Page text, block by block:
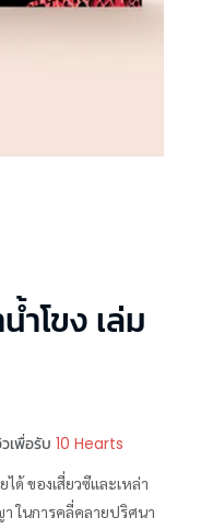
ำโขง เล่ม
เพื่อรับ 10 Hearts
ของเสี่ยวซีและเหล่า
ในการคลี่คลายปริศนา